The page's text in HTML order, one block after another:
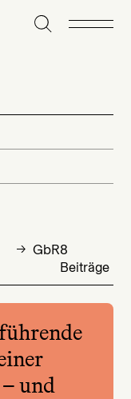
GbR8
Beiträge
und